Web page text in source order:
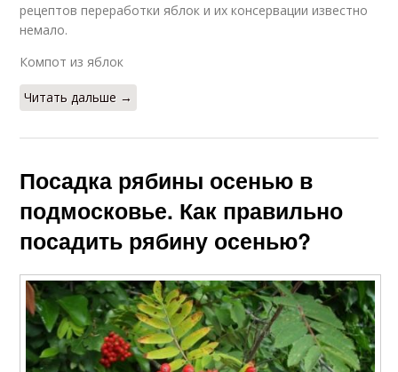
рецептов переработки яблок и их консервации известно
немало.
Компот из яблок
Читать дальше →
Посадка рябины осенью в
подмосковье. Как правильно
посадить рябину осенью?